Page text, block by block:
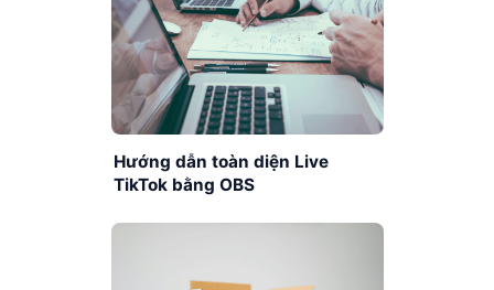
Hướng dẫn toàn diện Live
TikTok bằng OBS